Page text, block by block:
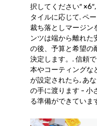
択してください″
タイルに応じて. ペ
裁ち落としマージン
ンツは端から離れた
の後、予算と希望の
決定します。. 信頼
本やコーティングな
が設定されたら, あ
の手に渡ります - 小
る準備ができていま